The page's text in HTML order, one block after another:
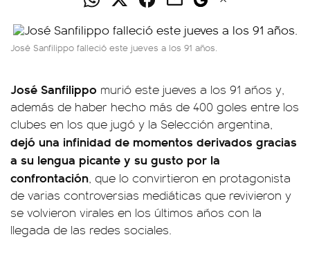
José Sanfilippo falleció este jueves a los 91 años.
José Sanfilippo murió este jueves a los 91 años y,
además de haber hecho más de 400 goles entre los
clubes en los que jugó y la Selección argentina,
dejó una infinidad de momentos derivados gracias
a su lengua picante y su gusto por la
confrontación, que lo convirtieron en protagonista
de varias controversias mediáticas que revivieron y
se volvieron virales en los últimos años con la
llegada de las redes sociales.